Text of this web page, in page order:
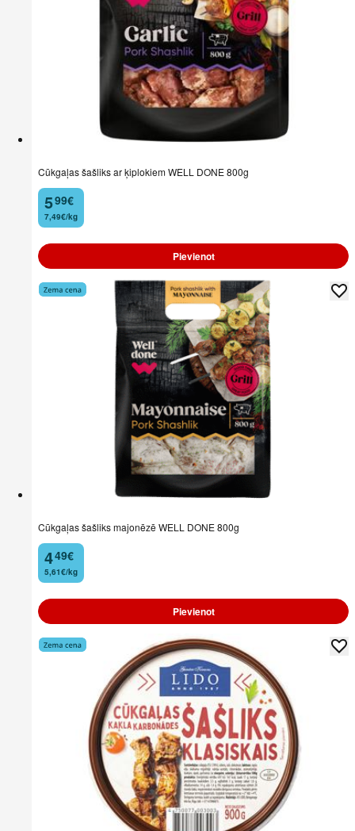
Cūkgaļas šašliks ar ķiplokiem WELL DONE 800g
5
. 99€
7,49€/kg
Pievienot
Cūkgaļas šašliks majonēzē WELL DONE 800g
4
. 49€
5,61€/kg
Pievienot